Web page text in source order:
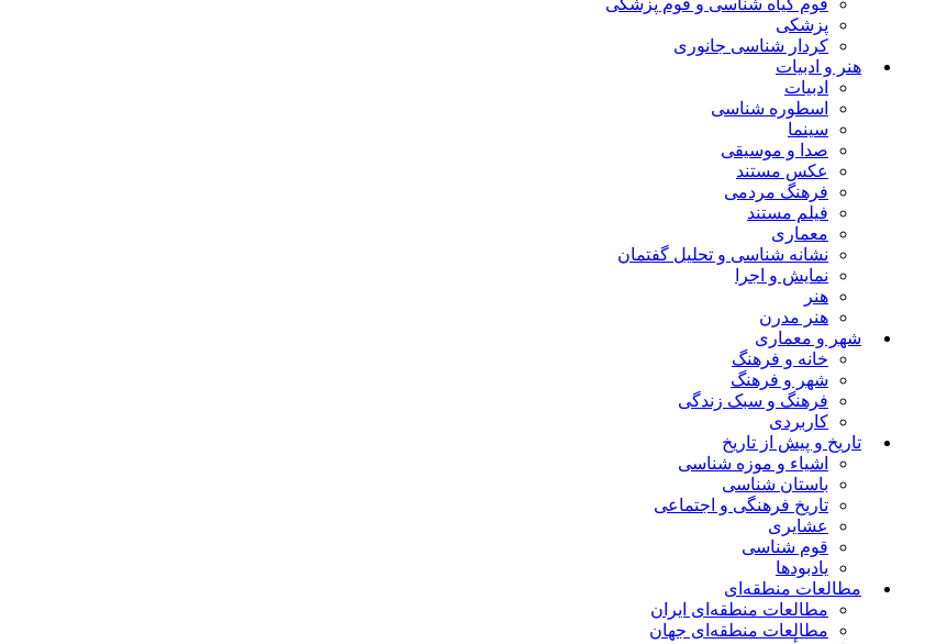
قوم گیاه شناسی و قوم پزشکی
پزشکی
کردار شناسی جانوری
هنر و ادبیات
ادبیات
اسطوره شناسی
سینما
صدا و موسیقی
عکس مستند
فرهنگ مردمی
فیلم مستند
معماری
نشانه شناسی و تحلیل گفتمان
نمایش و اجرا
هنر
هنر مدرن
شهر و معماری
خانه و فرهنگ
شهر و فرهنگ
فرهنگ و سبک زندگی
کاربردی
تاریخ و پیش از تاریخ
اشیاء و موزه شناسی
باستان شناسی
تاریخ فرهنگی و اجتماعی
عشایری
قوم شناسی
یادبودها
مطالعات منطقه‌ای
مطالعات منطقه‌ای ایران
مطالعات منطقه‌ای جهان